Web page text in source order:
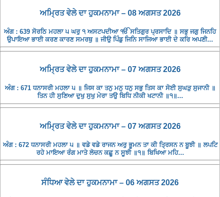
ਅਮ੍ਰਿਤ ਵੇਲੇ ਦਾ ਹੁਕਮਨਾਮਾ – 08 ਅਗਸਤ 2026
ਅੰਗ : 639 ਸੋਰਠਿ ਮਹਲਾ ੫ ਘਰੁ ੧ ਅਸਟਪਦੀਆ ੴ ਸਤਿਗੁਰ ਪ੍ਰਸਾਦਿ ॥ ਸਭੁ ਜਗੁ ਜਿਨਹਿ
ਉਪਾਇਆ ਭਾਈ ਕਰਣ ਕਾਰਣ ਸਮਰਥੁ ॥ ਜੀਉ ਪਿੰਡੁ ਜਿਨਿ ਸਾਜਿਆ ਭਾਈ ਦੇ ਕਰਿ ਅਪਣੀ...
ਅਮ੍ਰਿਤ ਵੇਲੇ ਦਾ ਹੁਕਮਨਾਮਾ – 07 ਅਗਸਤ 2026
ਅੰਗ : 671 ਧਨਾਸਰੀ ਮਹਲਾ ੫ ॥ ਜਿਸ ਕਾ ਤਨੁ ਮਨੁ ਧਨੁ ਸਭੁ ਤਿਸ ਕਾ ਸੋਈ ਸੁਘੜੁ ਸੁਜਾਨੀ ॥
ਤਿਨ ਹੀ ਸੁਣਿਆ ਦੁਖੁ ਸੁਖੁ ਮੇਰਾ ਤਉ ਬਿਧਿ ਨੀਕੀ ਖਟਾਨੀ ॥੧॥...
ਅਮ੍ਰਿਤ ਵੇਲੇ ਦਾ ਹੁਕਮਨਾਮਾ – 07 ਅਗਸਤ 2026
ਅੰਗ : 672 ਧਨਾਸਰੀ ਮਹਲਾ ੫ ॥ ਵਡੇ ਵਡੇ ਰਾਜਨ ਅਰੁ ਭੂਮਨ ਤਾ ਕੀ ਤ੍ਰਿਸਨ ਨ ਬੂਝੀ ॥ ਲਪਟਿ
ਰਹੇ ਮਾਇਆ ਰੰਗ ਮਾਤੇ ਲੋਚਨ ਕਛੂ ਨ ਸੂਝੀ ॥੧॥ ਬਿਖਿਆ ਮਹਿ...
ਸੰਧਿਆ ਵੇਲੇ ਦਾ ਹੁਕਮਨਾਮਾ – 06 ਅਗਸਤ 2026